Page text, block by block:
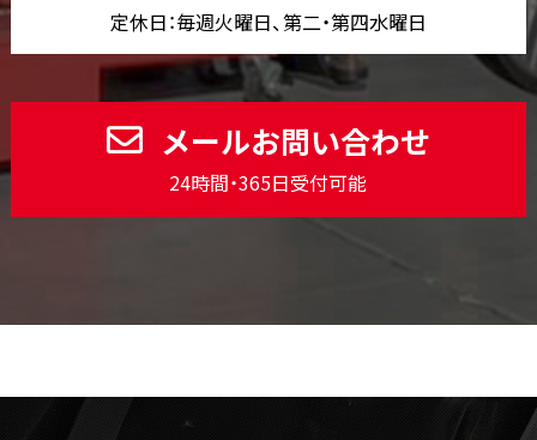
定休日：毎週火曜日、第二・第四水曜日
メールお問い合わせ
24時間・365日受付可能